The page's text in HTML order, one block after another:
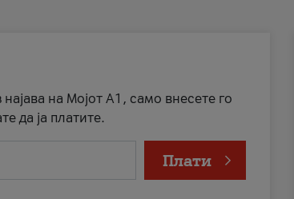
на Мојот А1, само внесете го
да ја платите.
Плати